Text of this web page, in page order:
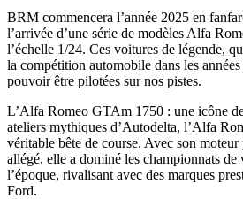
BRM commencera l’année 2025 en
l’arrivée d’une série de modèles Alfa
l’échelle 1/24. Ces voitures de légende,
la compétition automobile dans les
pouvoir être pilotées sur nos pistes.
L’Alfa Romeo GTAm 1750 : une icône
ateliers mythiques d’Autodelta, l’Alfa
véritable bête de course. Avec son moteur
allégé, elle a dominé les championnats de
l’époque, rivalisant avec des marques
Ford.